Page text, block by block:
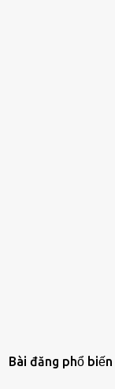
Bài đăng phổ biến